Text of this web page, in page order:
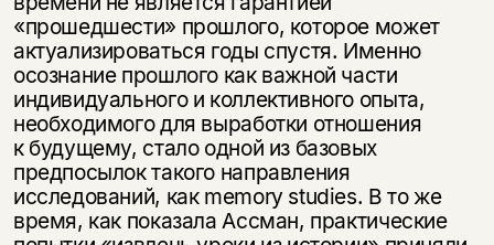
«прошедшести» прошлого, которое может
актуализироваться годы спустя. Именно
осознание прошлого как важной части
индивидуального и коллективного опыта,
необходимого для выработки отношения
к будущему, стало одной из базовых
предпосылок такого направления
исследований, как memory studies. В то же
время, как показала Ассман, практические